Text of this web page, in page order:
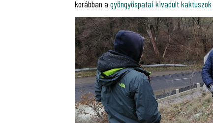
korábban a gyöngyöspatai kivadult kaktuszok